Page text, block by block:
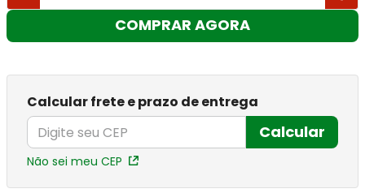
COMPRAR AGORA
Calcular frete e prazo de entrega
Calcular
Não sei meu CEP